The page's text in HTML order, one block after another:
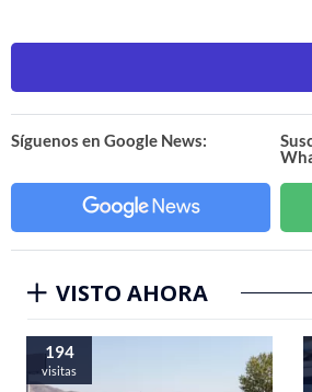
Síguenos en Google News:
VISTO AHORA
194
visitas